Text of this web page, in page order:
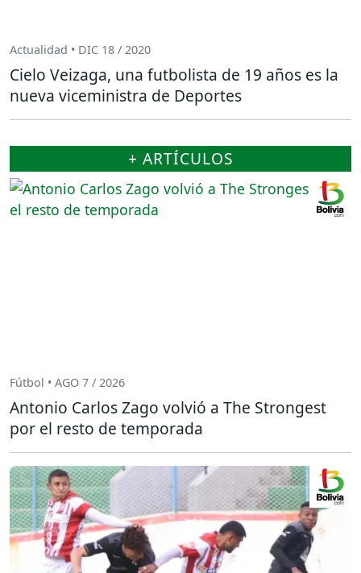
Actualidad • DIC 18 / 2020
Cielo Veizaga, una futbolista de 19 años es la
nueva viceministra de Deportes
+ ARTÍCULOS
Fútbol • AGO 7 / 2026
Antonio Carlos Zago volvió a The Strongest
por el resto de temporada